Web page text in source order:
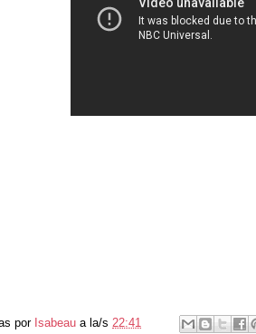
por Isabeau a la/s 22:41